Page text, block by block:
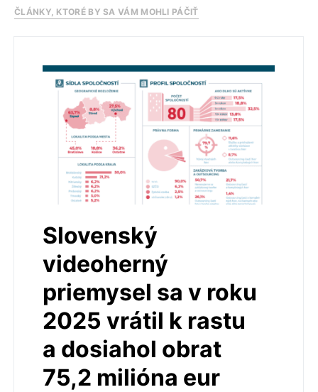
ČLÁNKY, KTORÉ BY SA VÁM MOHLI PÁČIŤ
Slovenský
videoherný
priemysel sa v roku
2025 vrátil k rastu
a dosiahol obrat
75,2 milióna eur